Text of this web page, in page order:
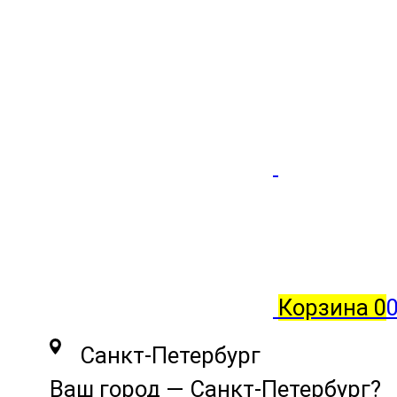
Корзина 0
Санкт-Петербург
Ваш город — Санкт-Петербург?